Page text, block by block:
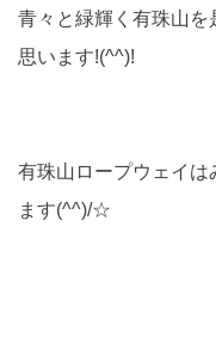
青々と緑輝く有珠山を
思います!(^^)!
有珠山ロープウェイは
ます(^^)/☆